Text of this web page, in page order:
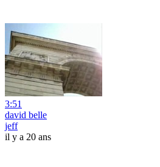
3:51
david belle
jeff
il y a 20 ans